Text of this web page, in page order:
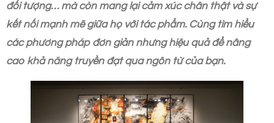
đối tượng… mà còn mang lại cảm xúc chân thật và sự
kết nối mạnh mẽ giữa họ với tác phẩm. Cùng tìm hiểu
các phương pháp đơn giản nhưng hiệu quả để nâng
cao khả năng truyền đạt qua ngôn từ của bạn.